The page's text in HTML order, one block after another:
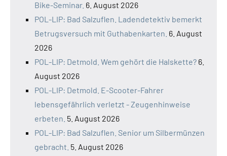
Bike-Seminar. 6. August 2026
POL-LIP: Bad Salzuflen. Ladendetektiv bemerkt
Betrugsversuch mit Guthabenkarten. 6. August
2026
POL-LIP: Detmold. Wem gehört die Halskette? 6.
August 2026
POL-LIP: Detmold. E-Scooter-Fahrer
lebensgefährlich verletzt - Zeugenhinweise
erbeten. 5. August 2026
POL-LIP: Bad Salzuflen. Senior um Silbermünzen
gebracht. 5. August 2026